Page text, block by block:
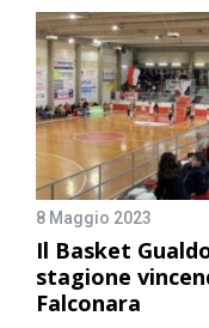
8 Maggio 2023
Il Basket
stagione
Falconara